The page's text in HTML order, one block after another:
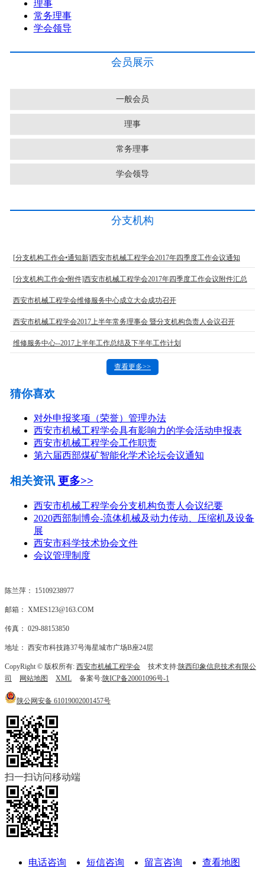
理事
常务理事
学会领导
会员展示
一般会员
理事
常务理事
学会领导
分支机构
[分支机构工作会•通知新]西安市机械工程学会2017年四季度工作会议通知
[分支机构工作会•附件]西安市机械工程学会2017年四季度工作会议附件汇总
西安市机械工程学会维修服务中心成立大会成功召开
西安市机械工程学会2017上半年常务理事会 暨分支机构负责人会议召开
维修服务中心--2017上半年工作总结及下半年工作计划
查看更多>>
猜你喜欢
对外申报奖项（荣誉）管理办法
西安市机械工程学会具有影响力的学会活动申报表
西安市机械工程学会工作职责
第六届西部煤矿智能化学术论坛会议通知
相关资讯 更多>>
西安市机械工程学会分支机构负责人会议纪要
2020西部制博会-流体机械及动力传动、压缩机及设备
展
西安市科学技术协会文件
会议管理制度
陈兰萍： 15109238977
邮箱： XMES123@163.COM
传真： 029-88153850
地址： 西安市科技路37号海星城市广场B座24层
CopyRight © 版权所有: 西安市机械工程学会 技术支持:陕西印象信息技术有限公
司
网站地图 XML 备案号:陕ICP备20001096号-1
陕公网安备 61019002001457号
扫一扫访问移动端
电话咨询 短信咨询 留言咨询 查看地图